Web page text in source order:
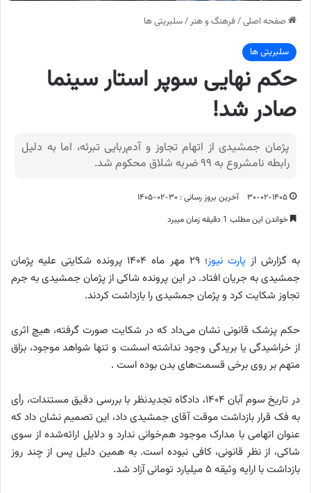
صفحه اصلی/فرهنگ و هنر /سلبریتی ها
سلبریتی ها
حکم نهایی سوپر استار سینما
صادر شد!
پژمان جمشیدی از اتهام تجاوز و آدم‌ربایی تبرئه، اما به دلیل
رابطه نامشروع به ۹۹ ضربه شلاق محکوم شد.
۳۰-۰۲-۱۴۰۵
آخرین بروز رسانی : ۳۰-۰۲-۱۴۰۵
خواندن این مطلب 1 دقیقه زمان میبرد
به گزارش از پارت نیوز
؛ ۲۹ مهر ماه ۱۴۰۴ پرونده شکایتی علیه پژمان
جمشیدی به جریان افتاد. در این پرونده شاکی از پژمان جمشیدی به جرم
تجاوز شکایت کرد و پژمان جمشیدی را بازداشت کردند.
حکم پزشک قانونی نشان می‌داد که در شکایت صورت گرفته، هیچ اثری
از خراشیدگی یا بریدگی وجود نداشته اسشت و تنها شواهد موجود، بزاق
متهم بر روی برخی قسمت‌های بدن بوده است .
در تاریخ سوم آبان ۱۴۰۴، دادگاه تجدیدنظر با بررسی دقیق مستندات، رأی
به فک قرار بازداشت موقت آقای جمشیدی داد، این تصمیم نشان داد که
عنوان اتهامی با مدارک موجود هم‌خوانی ندارد و دلایل ارائه‌شده از سوی
شاکی، از نظر قانونی، کافی نبوده است. به همین دلیل پس از چند روز
بازداشت با ارایه وثیقه ۵ میلیارد تومانی آزاد شد.